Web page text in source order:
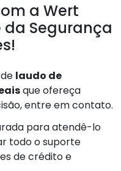
a Wert
da Segurança
laudo de
que ofereça
entre em contato.
para atendê-lo
todo o suporte
de crédito e